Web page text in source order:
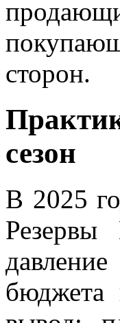
сторон.
сезон
В 2025
бюджета